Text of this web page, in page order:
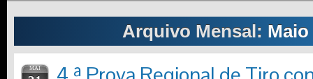
Arquivo Mensal: Maio
MAI